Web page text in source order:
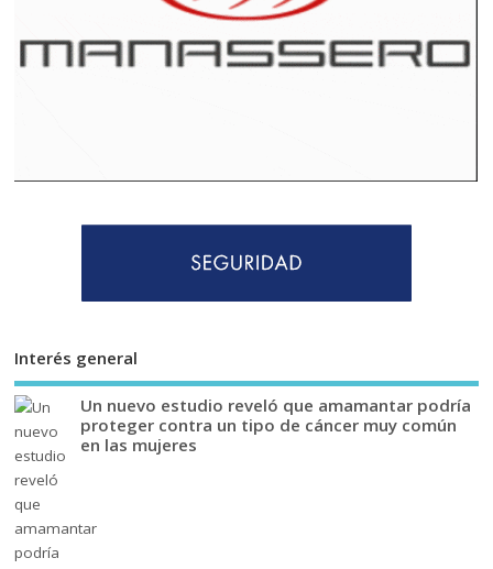
Interés general
Un nuevo estudio reveló que amamantar podría
proteger contra un tipo de cáncer muy común
en las mujeres